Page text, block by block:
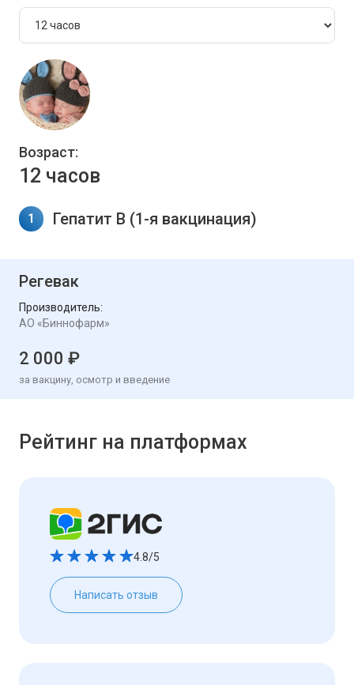
Возраст:
12 часов
1 Гепатит В (1-я вакцинация)
Регевак
Производитель:
АО «Биннофарм»
2 000 ₽
за вакцину, осмотр и введение
Рейтинг на платформах
4.8/5
Написать отзыв